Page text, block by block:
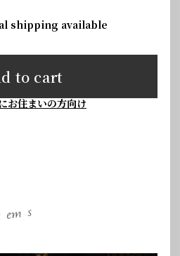
shipping available
to cart
お住まいの方向け